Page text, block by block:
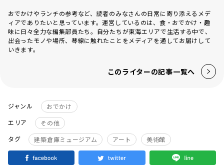
おでかけやランチの参考など、読者のみなさんの日常に寄り添えるメデ
ィアでありたいと思っています。運営しているのは、食・おでかけ・趣
味に日々全力な編集部員たち。自分たちが東海エリアで生活する中で、
出会ったモノや場所、琴線に触れたことをメディアを通してお届けして
いきます。
このライターの記事一覧へ
ジャンル
おでかけ
エリア
その他
タグ
建築倉庫ミュージアム アート 美術館